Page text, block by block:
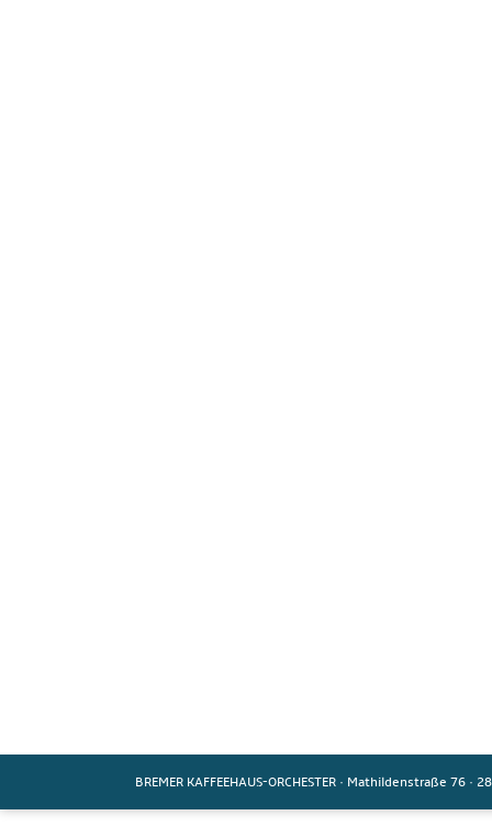
BREMER KAFFEEHAUS-ORCHESTER · Mathildenstraße 76 ·